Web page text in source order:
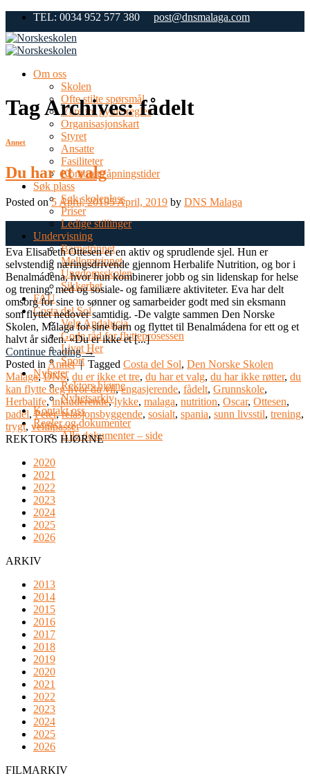
Skip
content
TEL: 0034 952 577 380 post@dnsmalaga.com
Om oss
Skolen
Ofte stilte spørsmål
Våre tre gylne regler
Organisasjonskart
Styret
Ansatte
Fasiliteter
Kontorets åpningstider
Søk plass
Søk skoleplass
Priser
Ledige stillinger
Undervisning
Barnetrinnet
Mellomtrinnet
Ungdomsskolen
Sikkerhet
FAU
Costa del Sol
Velg Andalucia
Gode råd for flytteprosessen
Livet Her
Sport
Nyheter
Rektors hjørne
Nyhetsarkiv
Kontakt oss
Regler og dokumenter
Alle dokumenter – side
Tag Archives:fådelt
Annet
Du har et valg
Posted on5 April, 20195 April, 2019 by DNS Malaga
Apr
Eva Elisabeth Ottesen er en aktiv og sprudlende sjel. Hun er
selvstendig næringsdrivende gjennom Herbalife Nutrition, og bor i
Benalmádena, hvor hun kombinerer jobb og sin lidenskap for helse
og trening, med og sosiale- og familiære aktiviteter. Eva har delt
omsorg for sine to sønner og samarbeider godt med sin eksmann
som flyttet nedover samtidig. -De valgte sammen Den Norske
Skolen, Málaga for sine barn og flyttet til Benalmádena for ett og et
halvt år siden. «Du er ikke et [...]
Continue reading→
Posted in Annet | Tagged Costa del Sol, Den Norske Skolen
Malaga,DNS, du er ikke et tre, du har et valg, du har ikke røtter, du
kan flytte deg hvor du vil,engasjerende, fådelt, Grunnskole,
Herbalife,inkluderende,lykke, malaga, nutrition, Oscar, Ottesen,
padel,Peter,relasjonsbyggende, sosialt, spania, sunn livsstil, trening,
trygt, veltilpasset
REKTORS HJØRNE
2020
2021
2022
2023
2024
2025
2026
ARKIV
2013
2014
2015
2016
2017
2018
2019
2020
2021
2022
2023
2024
2025
2026
FILMARKIV